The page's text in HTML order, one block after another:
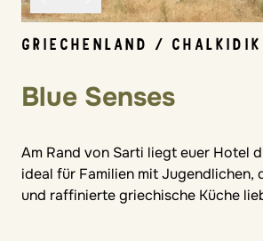
GRIECHENLAND /
Blue Senses
Am Rand von Sarti liegt euer Hotel
ideal für Familien mit Jugendlichen,
und raffinierte griechische Küche